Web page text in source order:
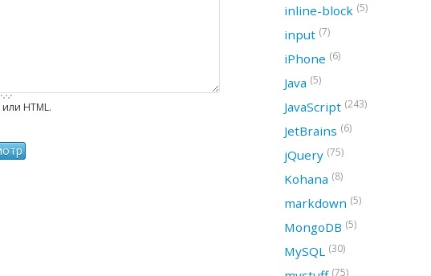
или HTML.
inline-block (5)
input (7)
iPhone (6)
Java (5)
JavaScript (243)
JetBrains (6)
jQuery (75)
Kohana (8)
markdown (5)
MongoDB (5)
MySQL (30)
(75)